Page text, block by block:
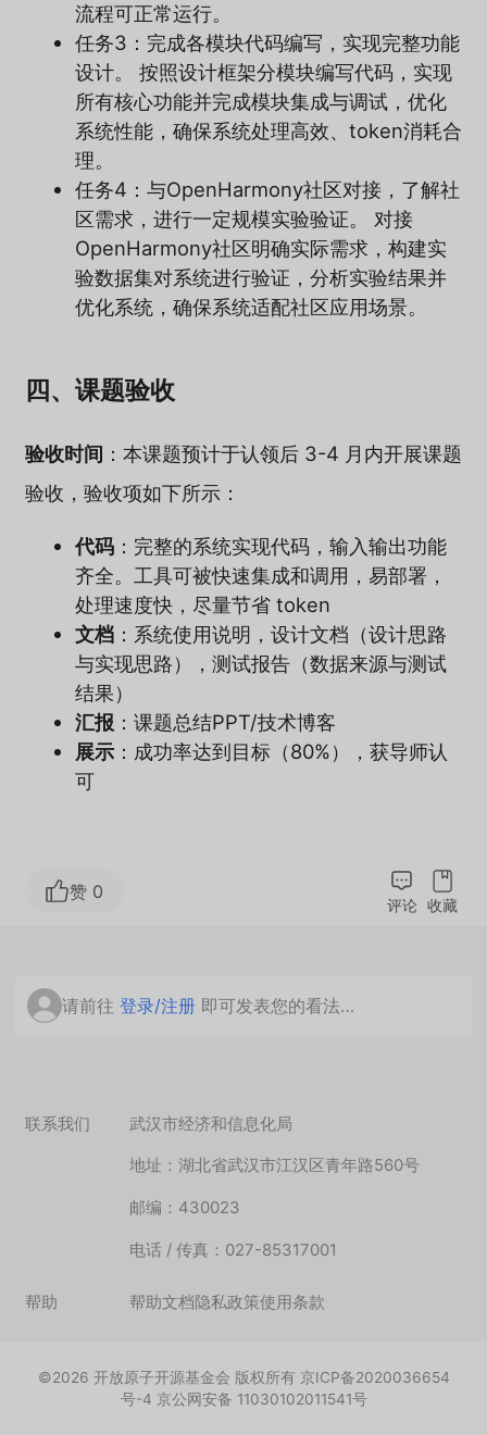
流程可正常运行。
任务3：完成各模块代码编写，实现完整功能
设计。 按照设计框架分模块编写代码，实现
所有核心功能并完成模块集成与调试，优化
系统性能，确保系统处理高效、token消耗合
理。
任务4：与OpenHarmony社区对接，了解社
区需求，进行一定规模实验验证。 对接
OpenHarmony社区明确实际需求，构建实
验数据集对系统进行验证，分析实验结果并
优化系统，确保系统适配社区应用场景。
四、课题验收
验收时间 ：本课题预计于认领后 3-4 月内开展课题
验收，验收项如下所示：
代码：完整的系统实现代码，输入输出功能
齐全。工具可被快速集成和调用，易部署，
处理速度快，尽量节省 token
文档：系统使用说明，设计文档（设计思路
与实现思路），测试报告（数据来源与测试
结果）
汇报 ：课题总结PPT/技术博客
展示：成功率达到目标（80%），获导师认
可
赞 0
评论 收藏
请前往登录/注册 即可发表您的看法…
联系我们 武汉市经济和信息化局
地址：湖北省武汉市江汉区青年路560号
邮编：430023
电话 / 传真：027-85317001
帮助 帮助文档隐私政策使用条款
©2026 开放原子开源基金会 版权所有 京ICP备2020036654
号-4 京公网安备 11030102011541号